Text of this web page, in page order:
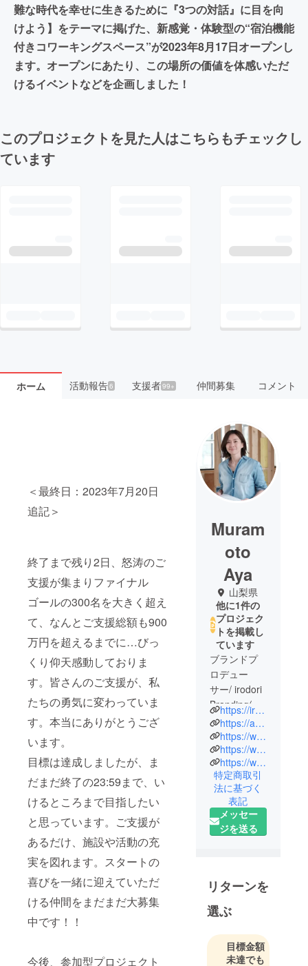
難な時代を幸せに生きるために『3つの対話』に目を向
けよう】をテーマに掲げた、新感覚・体験型の“宿泊機能
付きコワーキングスペース”が2023年8月17日オープンし
ます。オープンにあたり、この場所の価値を体感いただ
けるイベントなどを企画しました！
このプロジェクトを見た人はこちらもチェックし
ています
ホーム 活動報告6 支援者99+ 仲間募集 コメント
＜最終日：2023年7月20日
追記＞
終了まで残り2日、怒涛のご
支援が集まりファイナル
ゴールの300名を大きく超え
て、なんとご支援総額も900
万円を超えるまでに…びっ
くり仰天感動しておりま
す。皆さんのご支援が、私
たちの勇気に変わっていま
す。本当にありがとうござ
います。
目標は達成しましたが、ま
だまだ終了の23:59まで、い
けるところまで目指したい
と思っています。ご支援が
あるだけ、施設や活動の充
実を図れます。スタートの
喜びを一緒に迎えていただ
ける仲間をまだまだ大募集
中です！！
今後、参加型プロジェクト
Muram
oto
Aya
山梨県
他に1件の
プロジェク
トを掲載し
ています
ブランドプ
ロデュー
サー/ irodori
Branding(株)
代表
1982 年福岡
県生まれ。
九州大学経
済学部卒業
後、サント
リー(株)(現
ち、マーケ
ティング部
門に異動。
ブランドマ
ネージャー
としてビー
https://irodori-branding.com
https://ameblo.jp/colorfulfull-life/
https://www.youtube.com/channel/UCyQd_rIgKkS3wNcpxo6-ngA
https://www.instagram.com/ayaaa_muramoto/
https://www.facebook.com/aya.muramoto.96
特定商取引
法に基づく
表記
メッセー
ジを送る
リターンを
選ぶ
目標金額
未達でも